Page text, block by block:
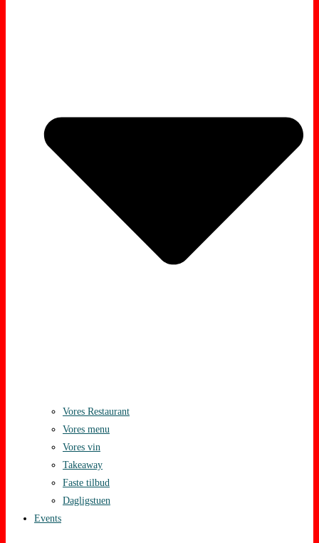
Vores Restaurant
Vores menu
Vores vin
Takeaway
Faste tilbud
Dagligstuen
Events